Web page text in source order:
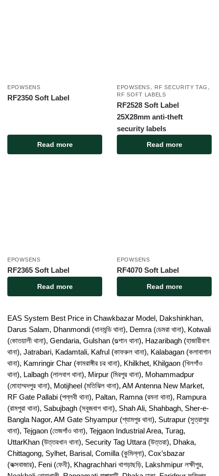
EPOWSENS
RF2350 Soft Label
Read more
EPOWSENS, RF SECURITY TAG ,
RF SOFT LABELS
RF2528 Soft Label
25X28mm anti-theft
security labels
Read more
EPOWSENS
RF2365 Soft Label
Read more
EPOWSENS
RF4070 Soft Label
Read more
EAS System Best Price in Chawkbazar Model, Dakshinkhan,
Darus Salam, Dhanmondi (ধানমন্ডি থানা), Demra (ডেমরা থানা), Kotwali
(কোতয়ালী থানা), Gendaria, Gulshan (গুল্শান থানা), Hazaribagh (হাজারীবাগ
থানা), Jatrabari, Kadamtali, Kafrul (কাফরুল থানা), Kalabagan (কলাবাগান
থানা), Kamringir Char (কামরাঙ্গীর চর থানা), Khilkhet, Khilgaon (খিলগাঁও
থানা), Lalbagh (লালবাগ থানা), Mirpur (মিরপুর থানা), Mohammadpur
(মোহাম্মদপুর থানা), Motijheel (মতিঝিল থানা), AM Antenna New Market,
RF Gate Pallabi (পল্লবী থানা), Paltan, Ramna (রমনা থানা), Rampura
(রামপুরা থানা), Sabujbagh (সবুজবাগ থানা), Shah Ali, Shahbagh, Sher-e-
Bangla Nagor, AM Gate Shyampur (শ্যামপুর থানা), Sutrapur (সুত্রাপুর
থানা), Tejgaon (তেজগাঁও থানা), Tejgaon Industrial Area, Turag,
UttarKhan (উত্তরখান থানা), Security Tag Uttara (উত্তরা), Dhaka,
Chittagong, Sylhet, Barisal, Comilla (কুমিল্লা), Cox’sbazar
(কক্সবাজার), Feni (ফেনী), Khagrachhari খাগড়াছড়ি, Lakshmipur লক্ষীপুর,